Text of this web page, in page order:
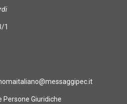
1
Persone Giuridiche